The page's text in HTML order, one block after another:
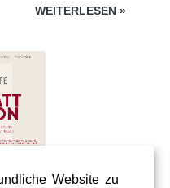
WEITERLESEN »
Website zu